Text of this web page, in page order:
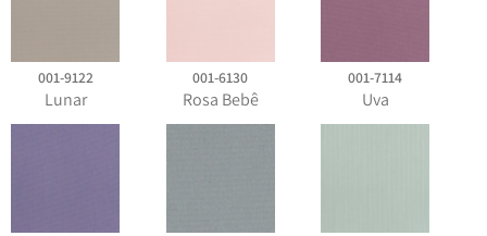
001-9122
Lunar
001-6130
Rosa Bebê
001-7114
Uva